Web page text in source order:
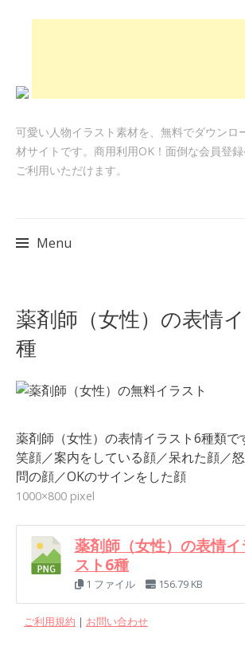
可愛い人物イラスト素材を、無料でダウンロ
材サイトです。商用利用OK！面倒な会員登
ご利用いただけます。
Menu
to
content
薬剤師（女性）の表情
種
薬剤師（女性）の表情イラスト6種類で
笑顔／案内をしている顔／呆れた顔／
問の顔／OKのサインをした顔
1000×800 pixel
薬剤師（女性）の表情イ
スト6種
1 ファイル 156.79 KB
ご利用規約 ｜ お問い合わせ